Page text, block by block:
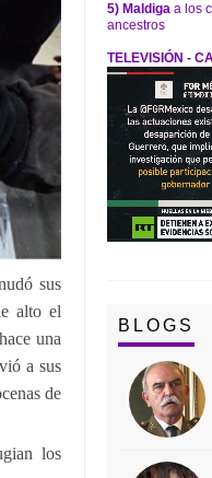
sus
alto el
una
a sus
de
los
5) Maldiga a los
ancestros
TELEVISIÓN -
BLOGS